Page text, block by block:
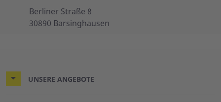
Berliner Straße 8
30890 Barsinghausen
UNSERE ANGEBOTE